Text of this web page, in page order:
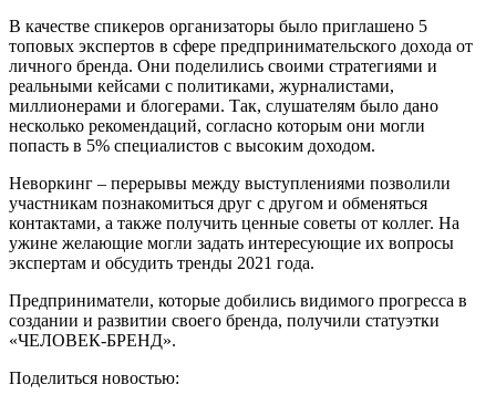
В качестве спикеров организаторы было приглашено 5
топовых экспертов в сфере предпринимательского дохода от
личного бренда. Они поделились своими стратегиями и
реальными кейсами с политиками, журналистами,
миллионерами и блогерами. Так, слушателям было дано
несколько рекомендаций, согласно которым они могли
попасть в 5% специалистов с высоким доходом.
Неворкинг – перерывы между выступлениями позволили
участникам познакомиться друг с другом и обменяться
контактами, а также получить ценные советы от коллег. На
ужине желающие могли задать интересующие их вопросы
экспертам и обсудить тренды 2021 года.
Предприниматели, которые добились видимого прогресса в
создании и развитии своего бренда, получили статуэтки
«ЧЕЛОВЕК-БРЕНД».
Поделиться новостью: